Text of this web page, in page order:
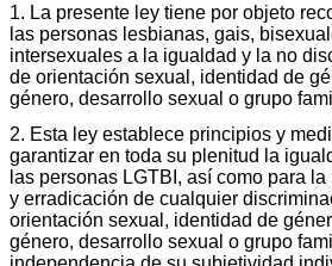
1. La presente ley tiene por objeto
las personas lesbianas, gais,
intersexuales a la igualdad y la no
de orientación sexual, identidad de
género, desarrollo sexual o grupo
2. Esta ley establece principios y
garantizar en toda su plenitud la
las personas LGTBI, así como para
y erradicación de cualquier
orientación sexual, identidad de
género, desarrollo sexual o grupo